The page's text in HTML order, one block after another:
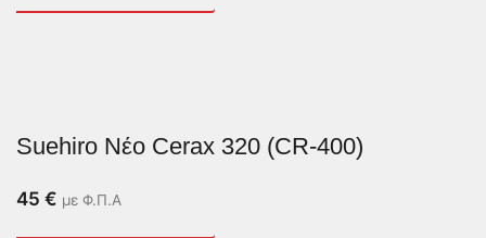
Suehiro Νέο Cerax 320 (CR-400)
45 € με Φ.Π.Α